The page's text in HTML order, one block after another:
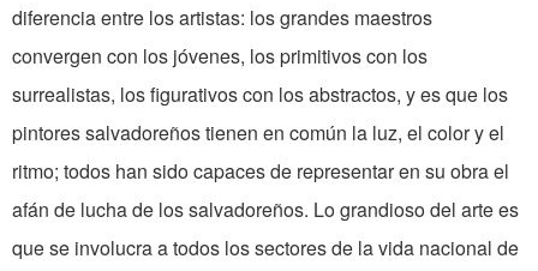
diferencia entre los artistas: los grandes maestros
convergen con los jóvenes, los primitivos con los
surrealistas, los figurativos con los abstractos, y es que los
pintores salvadoreños tienen en común la luz, el color y el
ritmo; todos han sido capaces de representar en su obra el
afán de lucha de los salvadoreños. Lo grandioso del arte es
que se involucra a todos los sectores de la vida nacional de